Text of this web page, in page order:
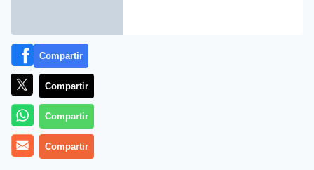
La segunda jornada del ciclo de conferencias de
Compartir
Compartir
Compartir
Compartir